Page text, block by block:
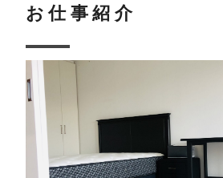
お仕事紹介